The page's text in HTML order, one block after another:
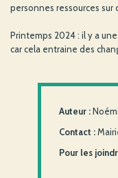
personnes ressources sur
Printemps 2024 : il y a
car cela entraine des
Auteur :
Contact :
Pour les